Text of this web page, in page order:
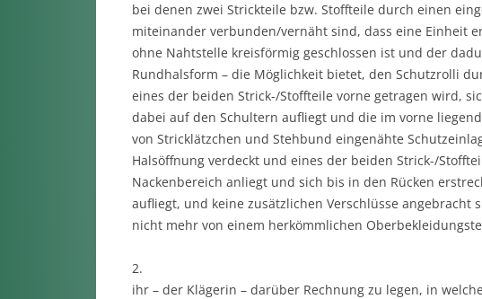
bei denen zwei Strickteile bzw. Stoffteile durch einen
miteinander verbunden/vernäht sind, dass eine Einheit
ohne Nahtstelle kreisförmig geschlossen ist und der
Rundhalsform – die Möglichkeit bietet, den Schutzrolli
eines der beiden Strick-/Stoffteile vorne getragen wird,
dabei auf den Schultern aufliegt und die im vorne
von Stricklätzchen und Stehbund eingenähte
Halsöffnung verdeckt und eines der beiden Strick-/
Nackenbereich anliegt und sich bis in den Rücken
aufliegt, und keine zusätzlichen Verschlüsse
nicht mehr von einem herkömmlichen
2.
ihr – der Klägerin – darüber Rechnung zu legen, in